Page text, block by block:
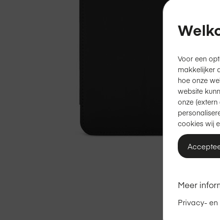
Voor een
makkelijker
hoe onze
website
onze
cookies wij
Meer
Privacy-